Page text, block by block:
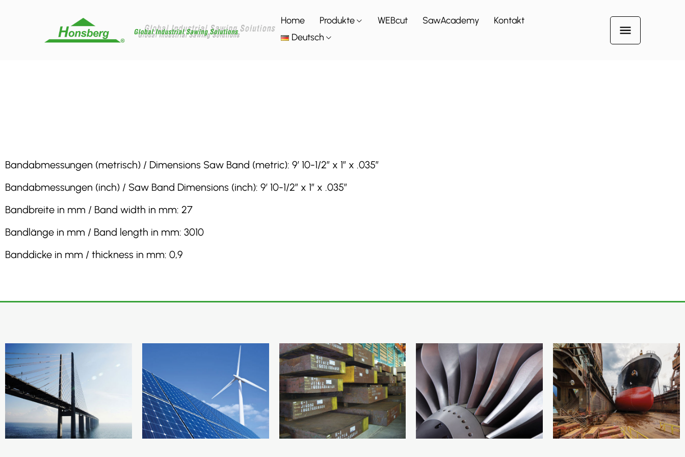
Home Produkte WEBcut SawAcademy
Kontakt
Deutsch
Bandabmessungen (metrisch) / Dimensions Saw Band (metric): 9′ 10-1/2″ x 1″ x .035″
Bandabmessungen (inch) / Saw Band Dimensions (inch): 9′ 10-1/2″ x 1″ x .035″
Bandbreite in mm / Band width in mm: 27
Bandlänge in mm / Band length in mm: 3010
Banddicke in mm / thickness in mm: 0,9